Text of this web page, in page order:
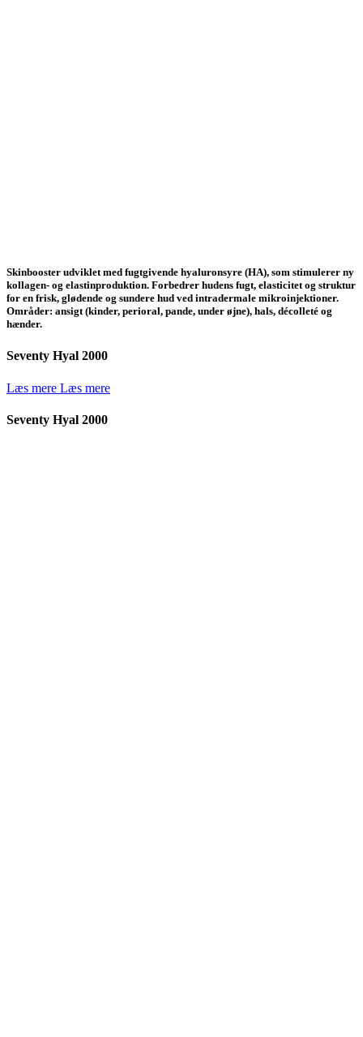
Skinbooster udviklet med fugtgivende hyaluronsyre (HA), som stimulerer ny
kollagen- og elastinproduktion. Forbedrer hudens fugt, elasticitet og struktur
for en frisk, glødende og sundere hud ved intradermale mikroinjektioner.
Områder: ansigt (kinder, perioral, pande, under øjne), hals, décolleté og
hænder.
Seventy Hyal 2000
Læs mere Læs mere
Seventy Hyal 2000